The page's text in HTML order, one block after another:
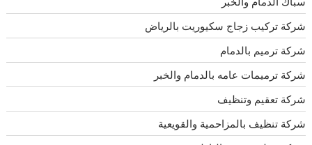
شركة تركيب زجاج سكيوريت بالرياض
شركة ترميم بالدمام
شركة ترميمات عامه بالدمام والخبر
شركة تعقيم وتنظيف
شركة تنظيف بالمزاحمية والقويعية